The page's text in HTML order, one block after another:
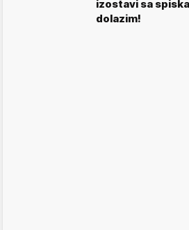
izostavi sa
dolazim!